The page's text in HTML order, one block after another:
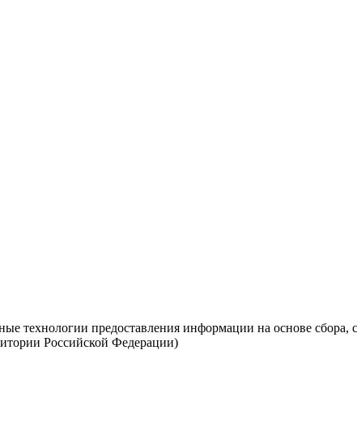
технологии предоставления информации на основе сбора,
Российской Федерации)